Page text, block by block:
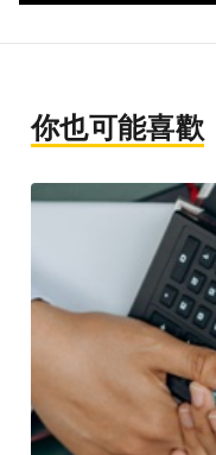
你也可能喜歡